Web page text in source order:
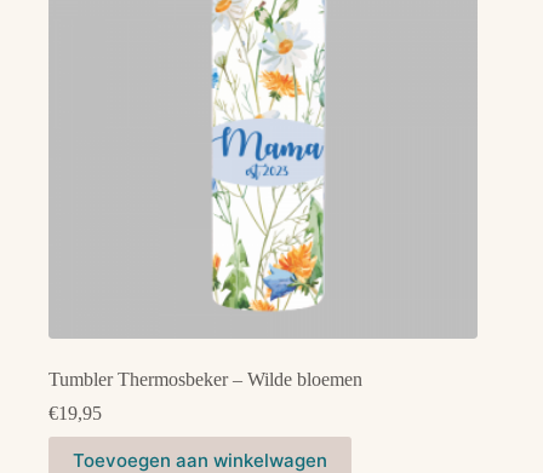
Tumbler Thermosbeker – Wilde bloemen
€19,95
Toevoegen aan winkelwagen